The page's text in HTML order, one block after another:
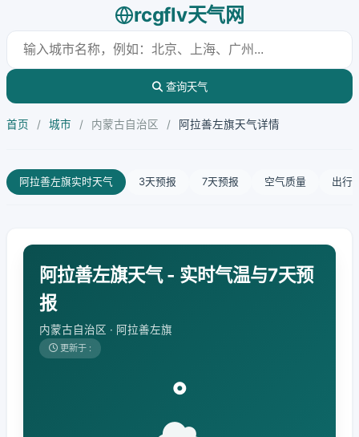
rcgflv天气网
查询天气
首页 / 城市 / 内蒙古自治区 / 阿拉善左旗天气详情
阿拉善左旗实时天气 3天预报 7天预报 空气质量 出行
阿拉善左旗天气 - 实时气温与7天预
报
内蒙古自治区 · 阿拉善左旗
更新于 :
°